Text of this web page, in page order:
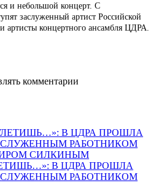
и небольшой концерт. С
заслуженный артист Российской
концертного ансамбля ЦДРА.
комментарии
В ЦДРА ПРОШЛА
РАБОТНИКОМ